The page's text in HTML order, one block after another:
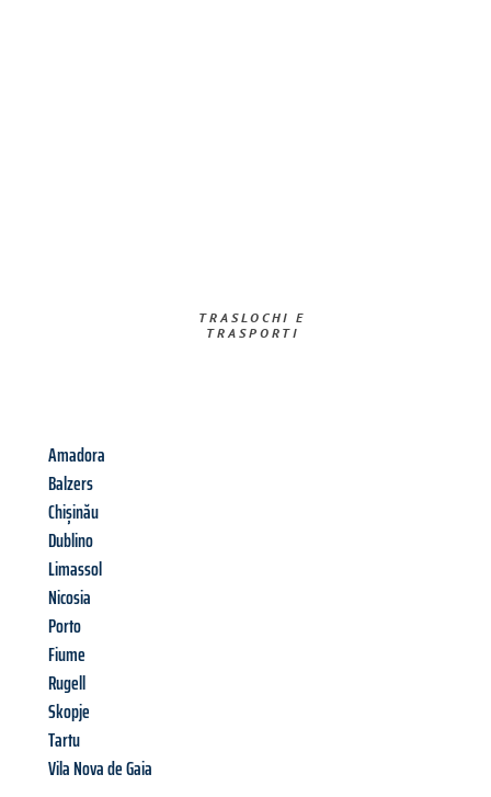
TRASLOCHI E
TRASPORTI​
Amadora
Balzers
Chișinău
Dublino
Limassol
Nicosia
Porto
Fiume
Rugell
Skopje
Tartu
Vila Nova de Gaia